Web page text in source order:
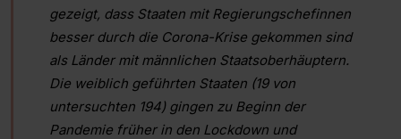
gezeigt, dass Staaten mit Regierungschefinnen
besser durch die Corona-Krise gekommen sind
als Länder mit männlichen Staatsoberhäuptern.
Die weiblich geführten Staaten (19 von
untersuchten 194) gingen zu Beginn der
Pandemie früher in den Lockdown und